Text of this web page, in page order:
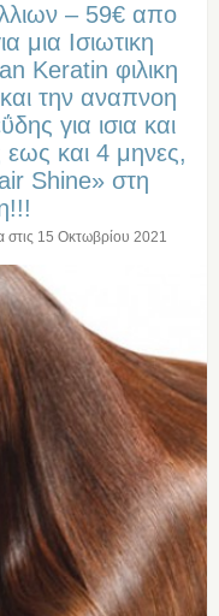
– 59€ απο
μια Ισιωτικη
Keratin φιλικη
την αναπνοη
για ισια και
εως και 4 μηνες,
Shine» στη
15 Οκτωβρίου 2021